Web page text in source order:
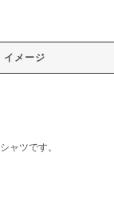
イメージ
ャツです。